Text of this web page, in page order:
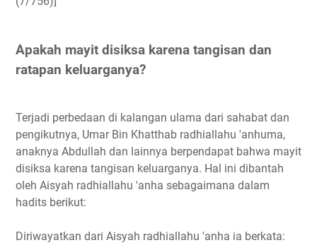
Apakah mayit disiksa karena tangisan dan
ratapan keluarganya?
Terjadi perbedaan di kalangan ulama dari sahabat dan
pengikutnya, Umar Bin Khatthab radhiallahu 'anhuma,
anaknya Abdullah dan lainnya berpendapat bahwa mayit
disiksa karena tangisan keluarganya. Hal ini dibantah
oleh Aisyah radhiallahu 'anha sebagaimana dalam
hadits berikut:
Diriwayatkan dari Aisyah radhiallahu 'anha ia berkata: